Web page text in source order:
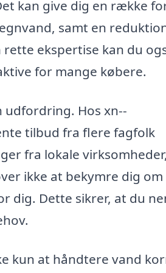
kan give dig en række
samt en
ekspertise kan du
for mange købere.
Hos xn--
tilbud fra flere fagfolk
fra lokale
ikke at bekymre dig
dig. Dette sikrer, at du
kun at håndtere vand